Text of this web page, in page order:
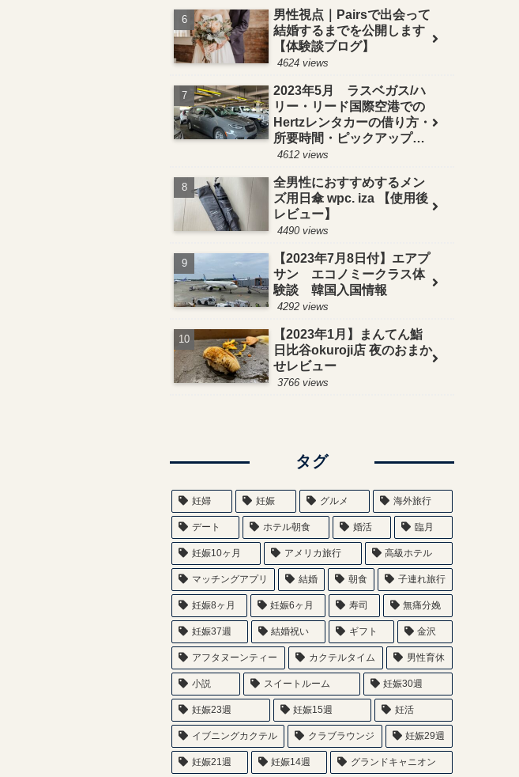
男性視点｜Pairsで出会って
結婚するまでを公開します
【体験談ブログ】
4624 views
2023年5月 ラスベガス/ハ
リー・リード国際空港での
Hertzレンタカーの借り方・
所要時間・ピックアップ方
法！【お得＆便利な予約方
4612 views
全男性におすすめするメン
ズ用日傘 wpc. iza 【使用後
レビュー】
4490 views
【2023年7月8日付】エアプ
サン エコノミークラス体
験談 韓国入国情報
4292 views
【2023年1月】まんてん鮨
日比谷okuroji店 夜のおまか
せレビュー
3766 views
タグ
妊婦 妊娠 グルメ 海外旅行
デート ホテル朝食 婚活 臨月
妊娠10ヶ月 アメリカ旅行 高級ホテル
マッチングアプリ 結婚 朝食 子連れ旅行
妊娠8ヶ月 妊娠6ヶ月 寿司 無痛分娩
妊娠37週 結婚祝い ギフト 金沢
アフタヌーンティー カクテルタイム 男性育休
小説 スイートルーム 妊娠30週
妊娠23週 妊娠15週 妊活
イブニングカクテル クラブラウンジ 妊娠29週
妊娠21週 妊娠14週 グランドキャニオン